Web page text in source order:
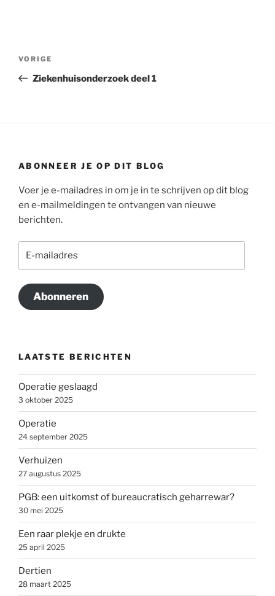
Vorig
bericht
VORIGE
Ziekenhuisonderzoek deel 1
ABONNEER JE OP DIT BLOG
Voer je e-mailadres in om je in te schrijven op dit blog
en e-mailmeldingen te ontvangen van nieuwe
berichten.
Abonneren
LAATSTE BERICHTEN
Operatie geslaagd
3 oktober 2025
Operatie
24 september 2025
Verhuizen
27 augustus 2025
PGB: een uitkomst of bureaucratisch geharrewar?
30 mei 2025
Een raar plekje en drukte
25 april 2025
Dertien
28 maart 2025